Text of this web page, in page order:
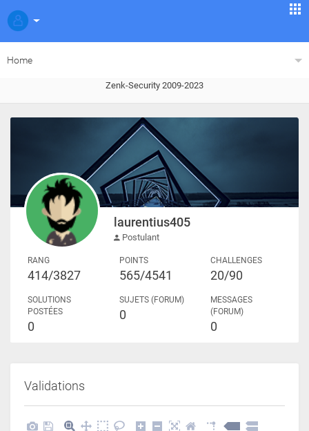
Home
Zenk-Security 2009-2023
laurentius405
Postulant
RANG
414/3827
POINTS
565/4541
CHALLENGES
20/90
SOLUTIONS
POSTÉES
0
SUJETS (FORUM)
0
MESSAGES
(FORUM)
0
Validations